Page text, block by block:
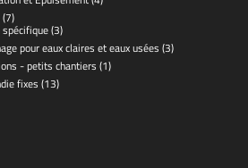
(7)
(3)
pour eaux claires et eaux usées (3)
- petits chantiers (1)
fixes (13)